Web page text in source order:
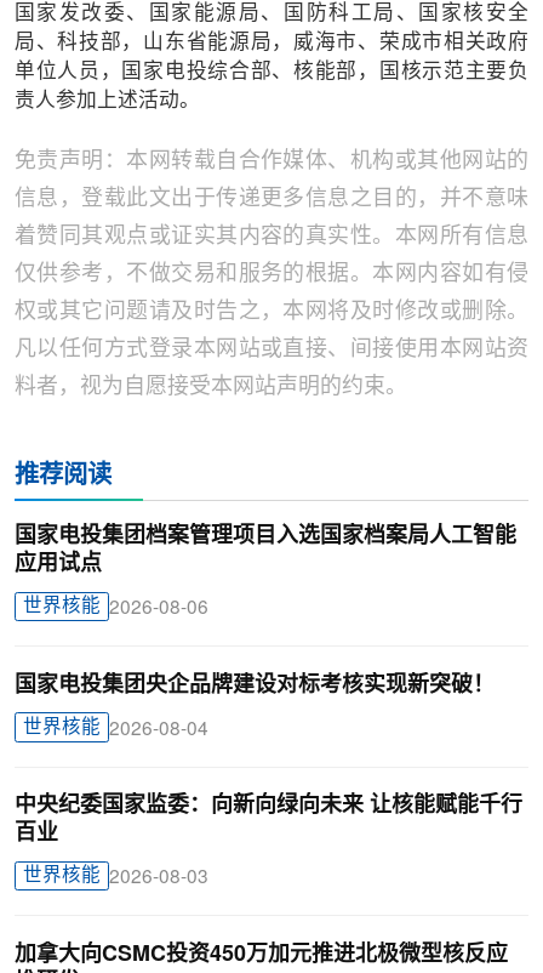
国家发改委、国家能源局、国防科工局、国家核安全
局、科技部，山东省能源局，威海市、荣成市相关政府
单位人员，国家电投综合部、核能部，国核示范主要负
责人参加上述活动。
免责声明：本网转载自合作媒体、机构或其他网站的
信息，登载此文出于传递更多信息之目的，并不意味
着赞同其观点或证实其内容的真实性。本网所有信息
仅供参考，不做交易和服务的根据。本网内容如有侵
权或其它问题请及时告之，本网将及时修改或删除。
凡以任何方式登录本网站或直接、间接使用本网站资
料者，视为自愿接受本网站声明的约束。
推荐阅读
国家电投集团档案管理项目入选国家档案局人工智能
应用试点
世界核能 2026-08-06
国家电投集团央企品牌建设对标考核实现新突破！
世界核能 2026-08-04
中央纪委国家监委：向新向绿向未来 让核能赋能千行
百业
世界核能 2026-08-03
加拿大向CSMC投资450万加元推进北极微型核反应